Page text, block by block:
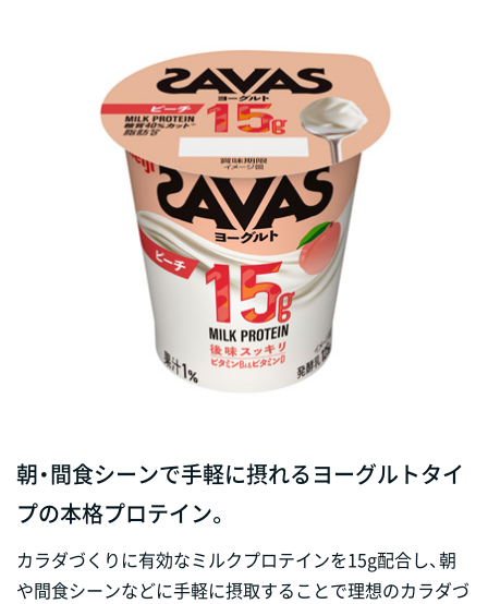
朝・間食シーンで手軽に摂れるヨーグルトタイ
プの本格プロテイン。
カラダづくりに有効なミルクプロテインを15g配合し、朝
や間食シーンなどに手軽に摂取することで理想のカラダづ